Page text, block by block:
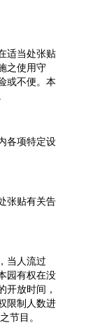
适当处张贴
之使用守
或不便。本
各项特定设
张贴有关告
当人流过
园有权在没
开放时间，
限制人数进
节目。